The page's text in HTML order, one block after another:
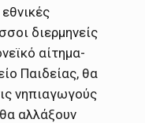
διερμηνείς
αίτημα-
Παιδείας, θα
νηπιαγωγούς
αλλάξουν